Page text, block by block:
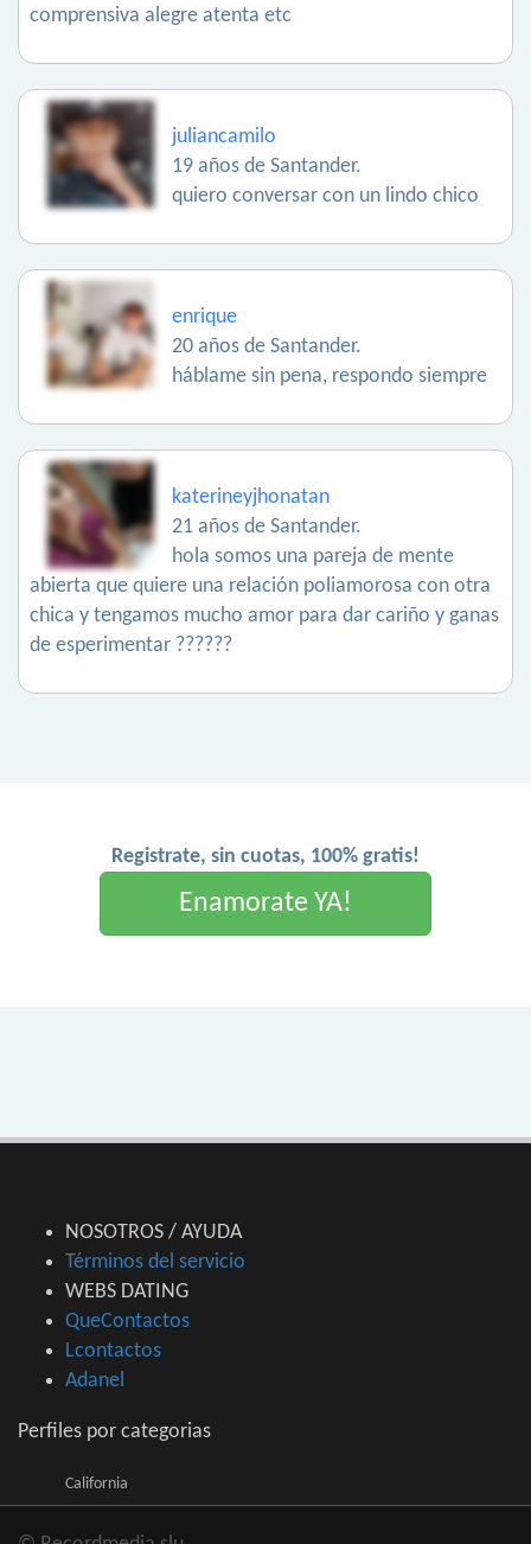
comprensiva alegre atenta etc
juliancamilo
19 años de Santander.
quiero conversar con un lindo chico
enrique
20 años de Santander.
háblame sin pena, respondo siempre
katerineyjhonatan
21 años de Santander.
hola somos una pareja de mente
abierta que quiere una relación poliamorosa con otra
chica y tengamos mucho amor para dar cariño y ganas
de esperimentar ??????
Registrate, sin cuotas, 100% gratis!
Enamorate YA!
NOSOTROS / AYUDA
Términos del servicio
WEBS DATING
QueContactos
Lcontactos
Adanel
Perfiles por categorias
California